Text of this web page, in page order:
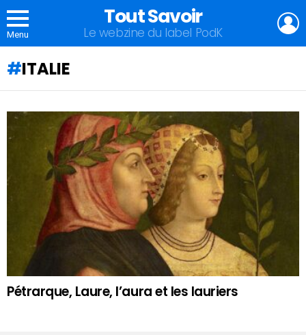
Menu
Tout Savoir
Le webzine du label PodK
ITALIE
QU'ALLEZ-
APPRENDRE
AUJOURD'HUI
Pétrarque, Laure, l’aura et les lauriers